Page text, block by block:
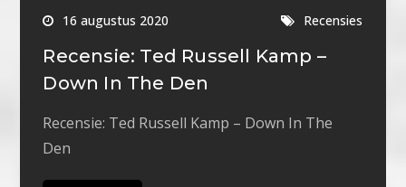
16 augustus 2020 Recensies
Recensie: Ted Russell Kamp –
Down In The Den
Recensie: Ted Russell Kamp – Down In The
Den